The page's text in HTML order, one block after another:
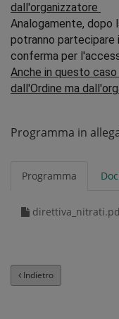
dall'organizzatore
Analogamente, dopo
potranno partecipare
conferma per
Anche in questo
dall'Ordine ma
Programma in
Programma
Indietro